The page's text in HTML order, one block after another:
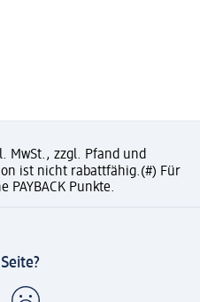
MwSt., zzgl. Pfand und
ist nicht rabattfähig.(#) Für
PAYBACK Punkte.